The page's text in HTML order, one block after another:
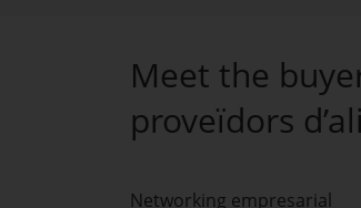
Meet the
proveïdors
Networking empresarial